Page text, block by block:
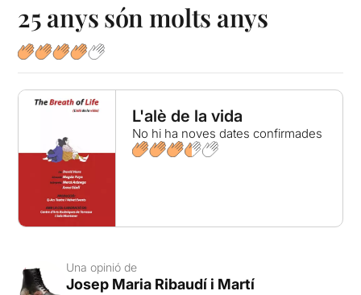
25 anys són molts anys
L'alè de la vida
No hi ha noves dates confirmades
Una opinió de
Josep Maria Ribaudí i Martí